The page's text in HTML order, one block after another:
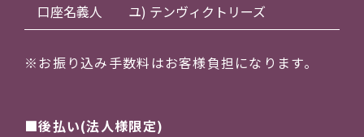
口座名義人
ユ) テンヴィクトリーズ
※お振り込み手数料はお客様負担になります。
後払い(法人様限定)